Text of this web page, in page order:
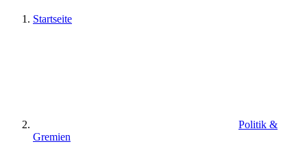
Startseite
Politik &
Gremien